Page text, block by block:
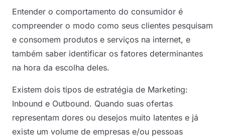
Entender o comportamento do consumidor é
compreender o modo como seus clientes pesquisam
e consomem produtos e serviços na internet, e
também saber identificar os fatores determinantes
na hora da escolha deles.
Existem dois tipos de estratégia de Marketing:
Inbound e Outbound. Quando suas ofertas
representam dores ou desejos muito latentes e já
existe um volume de empresas e/ou pessoas